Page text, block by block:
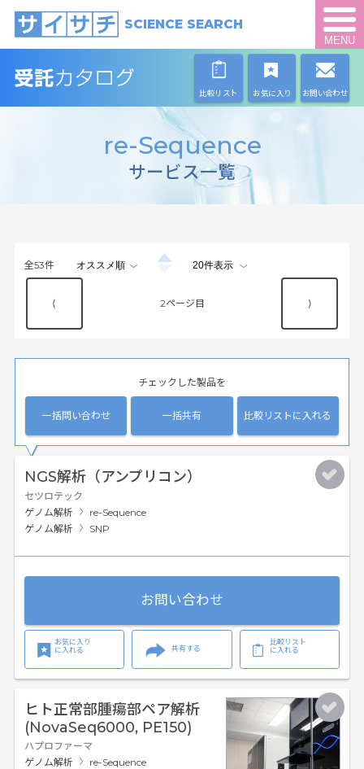
SCIENCE SEARCH
MENU
比較リスト お気に入り お問い合わせ
re-Sequence
サービス一覧
全53件
⟨ 2 ⟩
チェックした製品を
一括問い合わせ 一括共有 比較リストに入れる
NGS解析（アンプリコン）
セツロテック
ゲノム解析
re-Sequence
ゲノム解析
SNP
お問い合わせ
お気に入り
に入れる
共有する
比較リスト
に入れる
ヒト正常部腫瘍部ペア解析
(NovaSeq6000, PE150)
ハプロファーマ
ゲノム解析
re-Sequence